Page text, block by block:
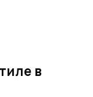
в